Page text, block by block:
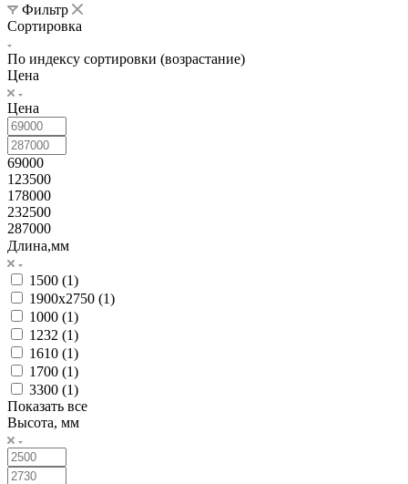
Фильтр
Сортировка
По индексу сортировки (возрастание)
Цена
Цена
69000
123500
178000
232500
287000
Длина,мм
1500 (1)
1900х2750 (1)
1000 (1)
1232 (1)
1610 (1)
1700 (1)
3300 (1)
Показать все
Высота, мм